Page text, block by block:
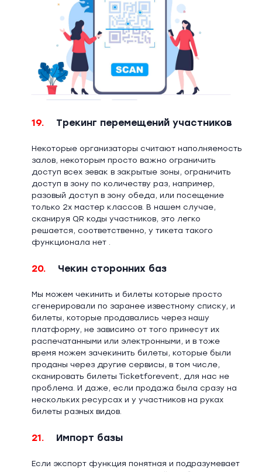
19. Трекинг перемещений участников
Некоторые организаторы считают наполняемость
залов, некоторым просто важно ограничить
доступ всех зевак в закрытые зоны, ограничить
доступ в зону по количеству раз, например,
разовый доступ в зону обеда, или посещение
только 2х мастер классов. В нашем случае,
сканируя QR коды участников, это легко
решается, соответственно, у тикета такого
функционала нет .
20. Чекин сторонних баз
Мы можем чекинить и билеты которые просто
сгенерировали по заранее известному списку, и
билеты, которые продавались через нашу
платформу, не зависимо от того принесут их
распечатанными или электронными, и в тоже
время можем зачекинить билеты, которые были
проданы через другие сервисы, в том числе,
сканировать билеты Ticketforevent, для нас не
проблема. И даже, если продажа была сразу на
нескольких ресурсах и у участников на руках
билеты разных видов.
21. Импорт базы
Если экспорт функция понятная и подразумевает